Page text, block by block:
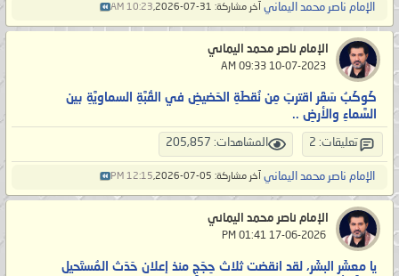
الإمام ناصر محمد اليماني آخر مشاركة: 31-07-2026, 10:23 AM
الإمام ناصر محمد اليماني
كَوكَبُ سَقَر اقتربَ مِن نُقطَةِ الحَضيضِ في القُبَّةِ السماويَّةِ بين
السَّماءِ والأرضِ ..
تعليقات: 2 المشاهدات: 205,857
الإمام ناصر محمد اليماني آخر مشاركة: 05-07-2026, 12:15 PM
الإمام ناصر محمد اليماني
يا معشَر البشَر، لقد انقضت ثلاث حِجَجٍ منذ إعلان حَدَث المُستَحيل